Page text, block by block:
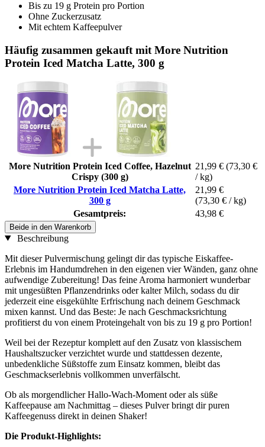
Bis zu 19 g Protein pro Portion
Ohne Zuckerzusatz
Mit echtem Kaffeepulver
Häufig zusammen gekauft mit More Nutrition
Protein Iced Matcha Latte, 300 g
More Nutrition Protein Iced Coffee, Hazelnut
Crispy (300 g)
21,99 € (73,30 €
/ kg)
More Nutrition Protein Iced Matcha Latte,
300 g
21,99 €
(73,30 € / kg)
Gesamtpreis:
43,98 €
Beide in den Warenkorb
Beschreibung
Mit dieser Pulvermischung gelingt dir das typische Eiskaffee-
Erlebnis im Handumdrehen in den eigenen vier Wänden, ganz ohne
aufwendige Zubereitung! Das feine Aroma harmoniert wunderbar
mit ungesüßten Pflanzendrinks oder kalter Milch, sodass du dir
jederzeit eine eisgekühlte Erfrischung nach deinem Geschmack
mixen kannst. Und das Beste: Je nach Geschmacksrichtung
profitierst du von einem Proteingehalt von bis zu 19 g pro Portion!
Weil bei der Rezeptur komplett auf den Zusatz von klassischem
Haushaltszucker verzichtet wurde und stattdessen dezente,
unbedenkliche Süßstoffe zum Einsatz kommen, bleibt das
Geschmackserlebnis vollkommen unverfälscht.
Ob als morgendlicher Hallo-Wach-Moment oder als süße
Kaffeepause am Nachmittag – dieses Pulver bringt dir puren
Kaffeegenuss direkt in deinen Shaker!
Die Produkt-Highlights: